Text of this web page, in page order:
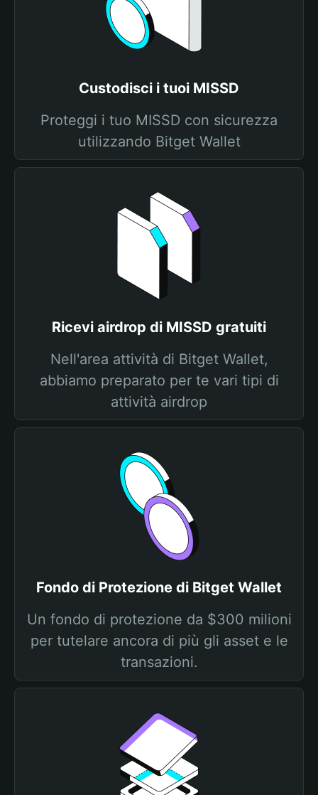
Custodisci i tuoi MISSD
Proteggi i tuo MISSD con sicurezza
utilizzando Bitget Wallet
Ricevi airdrop di MISSD gratuiti
Nell'area attività di Bitget Wallet,
abbiamo preparato per te vari tipi di
attività airdrop
Fondo di Protezione di Bitget Wallet
Un fondo di protezione da $300 milioni
per tutelare ancora di più gli asset e le
transazioni.